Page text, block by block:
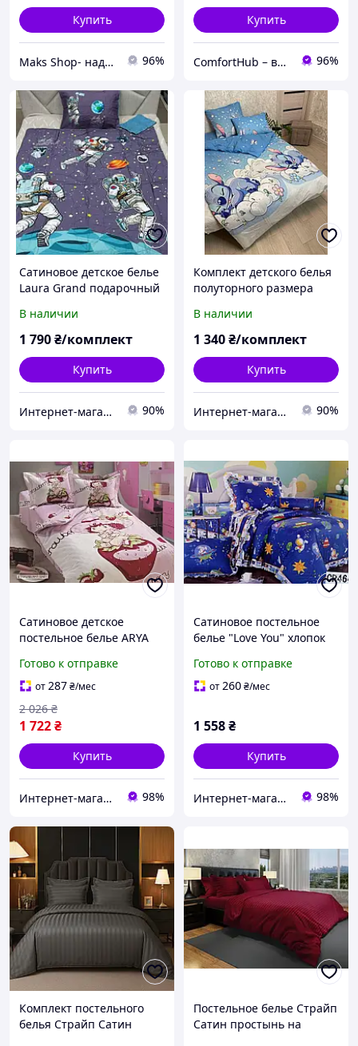
Купить
Maks Shop- надежный и перспективный интернет магазин сумок и аксессуаров 96%
Купить
ComfortHub – ваш дом, ваш комфорт, ваше тепло 96%
Сатиновое детское белье
Laura Grand подарочный
В наличии
1 790₴/комплект
Купить
Интернет-магазин ChicCarry 90%
Комплект детского белья
полуторного размера
Турция на резинке
В наличии
1 340₴/комплект
Купить
Интернет-магазин ChicCarry 90%
Сатиновое детское
постельное белье ARYA
рисунком детское
Готово к отправке
от287₴/мес
1 722₴
2 026 ₴
Купить
Интернет-магазин "Sweet Home" 98%
Сатиновое постельное
белье "Love You" хлопок
упаковка детское
Готово к отправке
от260₴/мес
1 558₴
Купить
Интернет-магазин "Sweet Home" 98%
Комплект постельного
белья Страйп Сатин
Постельное белье Страйп
Сатин простынь на